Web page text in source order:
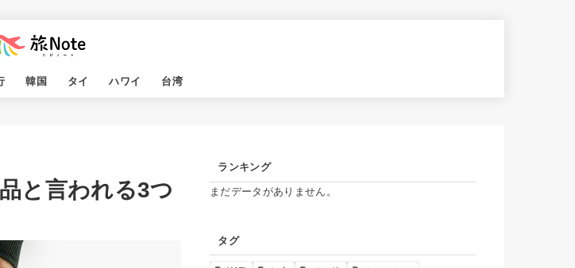
韓国 タイ ハワイ 台湾
と言われる3つ
ランキング
まだデータがありません。
タグ